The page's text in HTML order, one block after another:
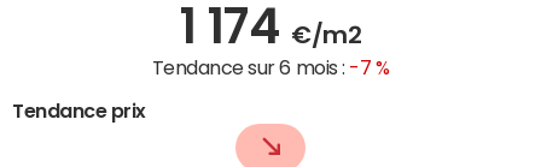
1 174 €/m2
Tendance sur 6 mois : -7 %
Tendance prix